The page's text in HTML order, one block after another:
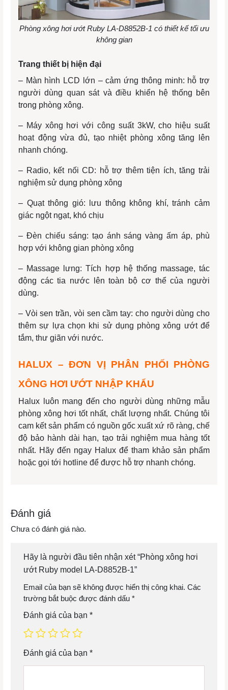
Phòng xông hơi ướt Ruby LA-D8852B-1 có thiết kế tối ưu
không gian
Trang thiết bị hiện đại
– Màn hình LCD lớn – cảm ứng thông minh: hỗ trợ
người dùng quan sát và điều khiển hệ thống bên
trong phòng xông.
– Máy xông hơi với công suất 3kW, cho hiệu suất
hoạt động vừa đủ, tạo nhiệt phòng xông tăng lên
nhanh chóng.
– Radio, kết nối CD: hỗ trợ thêm tiện ích, tăng trải
nghiệm sử dụng phòng xông
– Quạt thông gió: lưu thông không khí, tránh cảm
giác ngột ngạt, khó chịu
– Đèn chiếu sáng: tạo ánh sáng vàng ấm áp, phù
hợp với không gian phòng xông
– Massage lưng: Tích hợp hệ thống massage, tác
động các tia nước lên toàn bộ cơ thể của người
dùng.
– Vòi sen trần, vòi sen cầm tay: cho người dùng cho
thêm sự lựa chọn khi sử dụng phòng xông ướt để
tắm, thư giãn với nước.
HALUX – ĐƠN VỊ PHÂN PHỐI PHÒNG
XÔNG HƠI ƯỚT NHẬP KHẨU
Halux luôn mang đến cho người dùng những mẫu
phòng xông hơi tốt nhất, chất lượng nhất. Chúng tôi
cam kết sản phẩm có nguồn gốc xuất xứ rõ ràng, chế
độ bảo hành dài hạn, tạo trải nghiệm mua hàng tốt
nhất. Hãy đến ngay Halux để tham khảo sản phẩm
hoặc gọi tới hotline để được hỗ trợ nhanh chóng.
Đánh giá
Chưa có đánh giá nào.
Hãy là người đầu tiên nhận xét “Phòng xông hơi
ướt Ruby model LA-D8852B-1”
Email của bạn sẽ không được hiển thị công khai. Các
trường bắt buộc được đánh dấu *
Đánh giá của bạn *
Đánh giá của bạn *